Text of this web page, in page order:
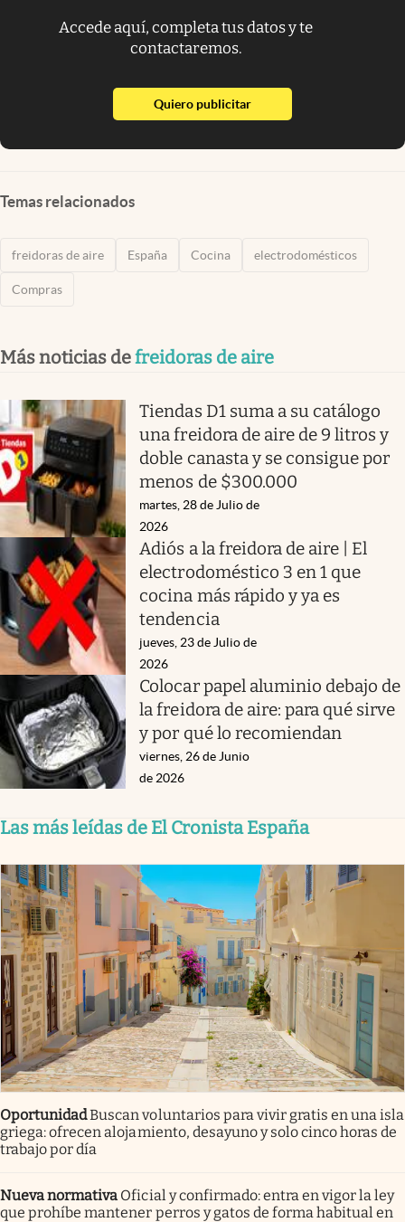
Accede aquí, completa tus datos y te
contactaremos.
Quiero publicitarabre en nueva pestaña
Temas relacionados
freidoras de aire España Cocina electrodomésticos
Compras
Más noticias defreidoras de aire
Tiendas D1 suma a su catálogo
una freidora de aire de 9 litros y
doble canasta y se consigue por
menos de $300.000
martes, 28 de Julio de
2026
Adiós a la freidora de aire | El
electrodoméstico 3 en 1 que
cocina más rápido y ya es
tendencia
jueves, 23 de Julio de
2026
Colocar papel aluminio debajo de
la freidora de aire: para qué sirve
y por qué lo recomiendan
viernes, 26 de Junio
de 2026
Las más leídas de El Cronista España
OportunidadBuscan voluntarios para vivir gratis en una isla
griega: ofrecen alojamiento, desayuno y solo cinco horas de
trabajo por día
Nueva normativa Oficial y confirmado: entra en vigor la ley
que prohíbe mantener perros y gatos de forma habitual en